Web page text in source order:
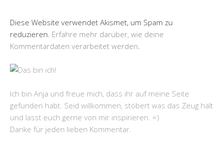
Diese Website verwendet Akismet, um Spam zu
reduzieren. Erfahre mehr darüber, wie deine
Kommentardaten verarbeitet werden.
Ich bin Anja und freue mich, dass ihr auf meine Seite
gefunden habt. Seid willkommen, stöbert was das Zeug hält
und lasst euch gerne von mir inspirieren. =)
Danke für jeden lieben Kommentar.